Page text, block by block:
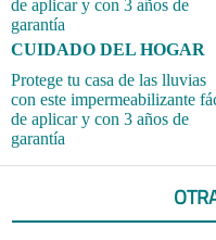
CUIDADO DEL HOGAR
Protege tu casa de las lluvias
con este impermeabilizante
de aplicar y con 3 años de
garantía